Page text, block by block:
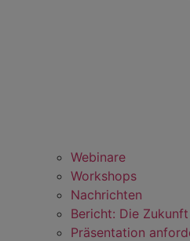
Webinare
Workshops
Nachrichten
Bericht: Die
Präsentation